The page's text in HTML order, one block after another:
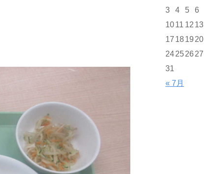
« 7月
3
4 5 6
1011 12 13
17 1819 20
242526 27
31